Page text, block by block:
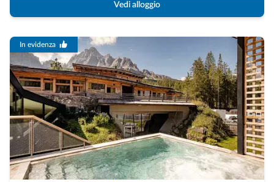
Vedi alloggio
In evidenza